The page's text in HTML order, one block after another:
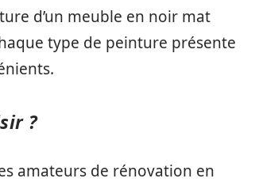
d’un meuble en noir mat
type de peinture présente
?
amateurs de rénovation en